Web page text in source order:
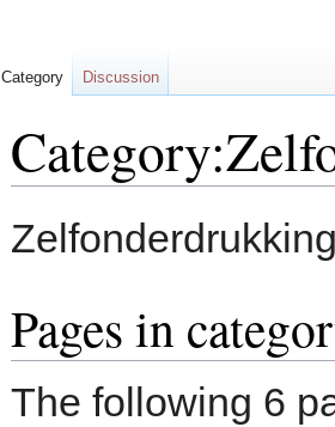
to
to
Pages in
The following 6
Category Discussion